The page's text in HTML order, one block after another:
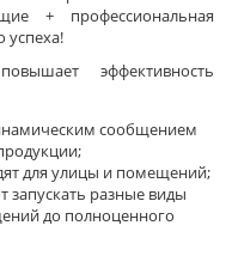
+ профессиональная
успеха!
эффективность
сообщением
для улицы и помещений;
запускать разные виды
до полноценного